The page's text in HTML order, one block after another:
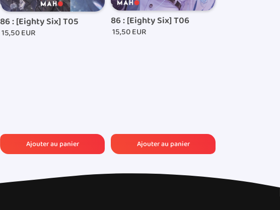
86 : [Eighty Six] T05
15,50 EUR
86 : [Eighty Six] T06
15,50 EUR